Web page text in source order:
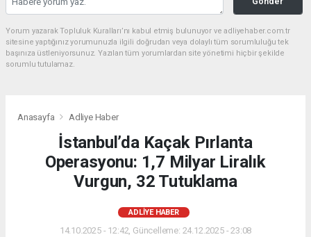
Yorum yazarak Topluluk Kuralları’nı kabul etmiş bulunuyor ve adliyehaber.com.tr
sitesine yaptığınız yorumunuzla ilgili doğrudan veya dolaylı tüm sorumluluğu tek
başınıza üstleniyorsunuz. Yazılan tüm yorumlardan site yönetimi hiçbir şekilde
sorumlu tutulamaz.
Anasayfa Adliye Haber
İstanbul’da Kaçak Pırlanta
Operasyonu: 1,7 Milyar Liralık
Vurgun, 32 Tutuklama
ADLIYE HABER
14.10.2025 - 12:42, Güncelleme: 24.12.2025 - 23:08